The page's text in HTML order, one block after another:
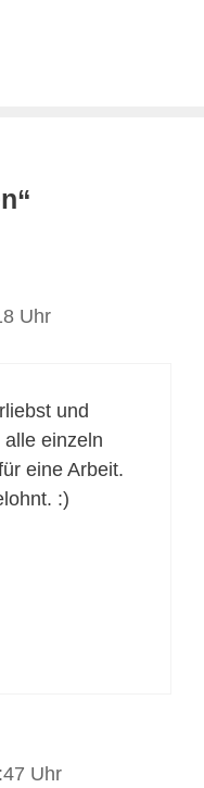
Uhr
und
einzeln
eine Arbeit.
:)
Uhr